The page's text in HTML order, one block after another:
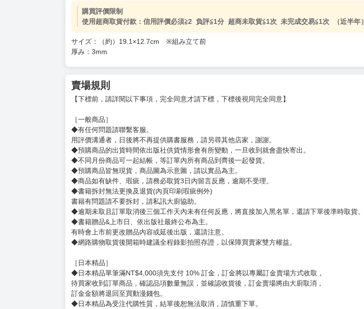
購買評價限制
使用超商取貨付款：信用評價必須≧2 負評≦1分 超商未取貨≦1次 未完成交易≦1次 （近半年）
サイズ：（約）19.1×12.7cm ※組み立て前
厚み：3mm
賣場規則
【下標前，請詳閱以下事項，完全同意才請下標，下標後視同完全同意】
［一般商品］
◆有任何問題請聯繫客服。
用評價溝通者，日後將不再提供購書服務，請另尋其他店家，謝謝。
◆預購商品的出貨時間依出版社供貨情形會有所變動，一旦收到就會盡快寄出。
◆不同月份商品可一起結帳，等訂單內所有商品到齊後一起發貨。
◆預購商品皆無現貨，商品圖為示意圖，請以實品為主。
◆商品如有缺件、瑕疵，請務必取貨3日內留言反應，逾期不受理。
◆書籍拆封無法更換及退貨(內頁印刷瑕疵例外)
書籍有問題請不要拆封，請私訊大廚協助。
◆逾期未取且訂單取消後三個工作天內未有任何反應，將直接加入黑名單，還請下單後準時取貨。
◆書籍贈品&上市日、依出版社最終公布為主。
有時會上市前更改贈品內容或延後出版，還請注意。
◆網路購物取貨後開箱時建議全程錄影拍照存證，以保障買賣家雙方權益。
［日本精品］
◆日本精品單筆滿NT$4,000須先支付 10% 訂金，訂金將以專屬訂金賣場方式收取，
待買家收到訂單商品，確認品項數量無誤，並確認收貨後，訂金賣場將由大廚取消，
訂金金額將退回至買動漫錢包。
◆日本精品為受注代購性質，結單後恕無法取消，請慎重下單。